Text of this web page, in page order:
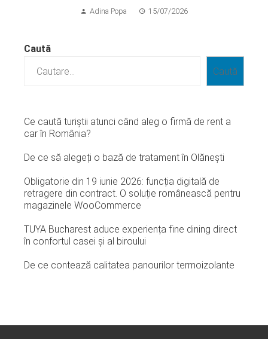
Adina Popa 15/07/2026
Caută
Caută
Ce caută turiștii atunci când aleg o firmă de rent a
car în România?
De ce să alegeți o bază de tratament în Olănești
Obligatorie din 19 iunie 2026: funcția digitală de
retragere din contract. O soluție românească pentru
magazinele WooCommerce
TUYA Bucharest aduce experiența fine dining direct
în confortul casei și al biroului
De ce contează calitatea panourilor termoizolante